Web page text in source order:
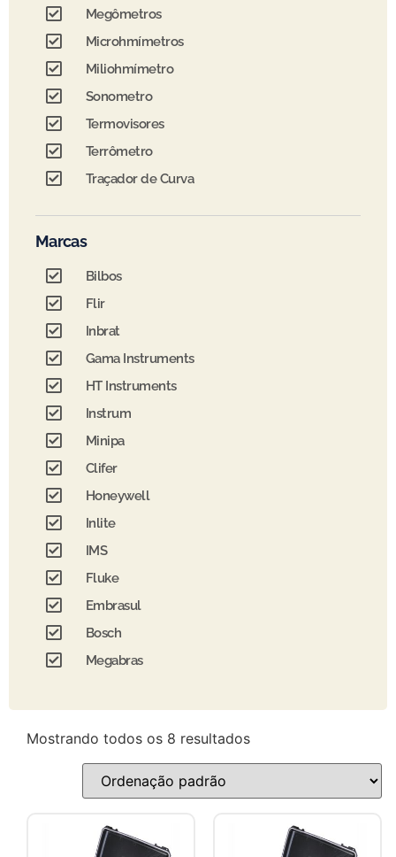
Megômetros
Microhmímetros
Miliohmímetro
Sonometro
Termovisores
Terrômetro
Traçador de Curva
Marcas
Bilbos
Flir
Inbrat
Gama Instruments
HT Instruments
Instrum
Minipa
Clifer
Honeywell
Inlite
IMS
Fluke
Embrasul
Bosch
Megabras
Mostrando todos os 8 resultados